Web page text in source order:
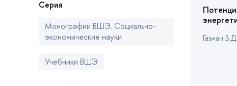
Серия
Монографии ВШЭ. Социально-
экономические науки
Учебники ВШЭ
Газман В.Д.